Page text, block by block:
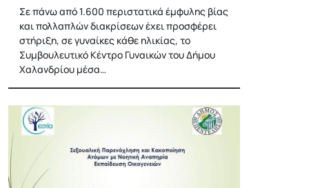
Σε πάνω από 1.600 περιστατικά έμφυλης βίας
και πολλαπλών διακρίσεων έχει προσφέρει
στήριξη, σε γυναίκες κάθε ηλικίας, το
Συμβουλευτικό Κέντρο Γυναικών του Δήμου
Χαλανδρίου μέσα…